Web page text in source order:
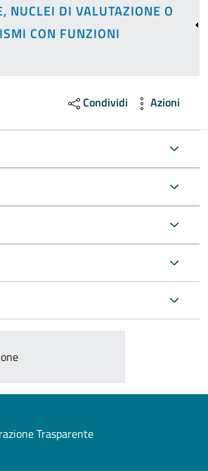
NUCLEI DI VALUTAZIONE O
CON FUNZIONI
Condividi Azioni
Trasparente